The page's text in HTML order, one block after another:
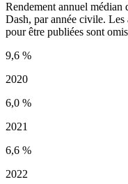
Rendement annuel médian
Dash, par année civile. Les
pour être publiées sont
9,6 %
2020
6,0 %
2021
6,6 %
2022